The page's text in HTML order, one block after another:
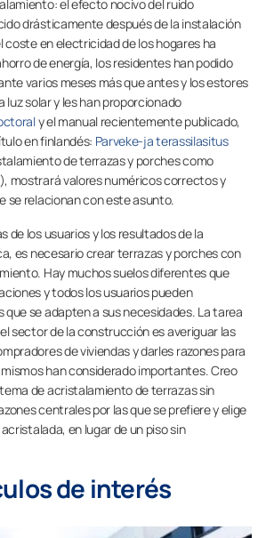
el efecto nocivo del ruido
drásticamente después de la instalación
en electricidad de los hogares ha
de energía, los residentes han podido
varios meses más que antes y los estores
luz solar y les han proporcionado
y el manual recientemente publicado,
en finlandés: Parveke-ja terassilasitus
de terrazas y porches como
mostrará valores numéricos correctos y
se relacionan con este asunto.
de los usuarios y los resultados de la
es necesario crear terrazas y porches con
Hay muchos suelos diferentes que
y todos los usuarios pueden
se adapten a sus necesidades. La tarea
sector de la construcción es averiguar las
de viviendas y darles razones para
han considerado importantes. Creo
de acristalamiento de terrazas sin
centrales por las que se prefiere y elige
en lugar de un piso sin
de interés